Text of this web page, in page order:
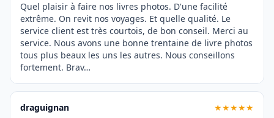
Quel plaisir à faire nos livres photos. D'une facilité
extrême. On revit nos voyages. Et quelle qualité. Le
service client est très courtois, de bon conseil. Merci au
service. Nous avons une bonne trentaine de livre photos
tous plus beaux les uns les autres. Nous conseillons
fortement. Brav…
draguignan
★★★★★